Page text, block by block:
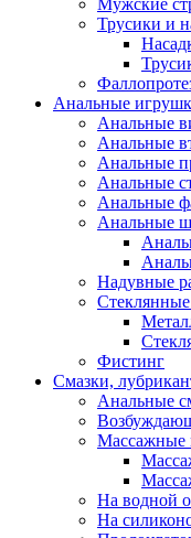
Мужские
Трусики и
Анальные
Анальные
Анальные
Анальные
Анальные
Анальные
Анальные
Надувные
Фистинг
Смазки,
Анальные
Массажные
На водной
На